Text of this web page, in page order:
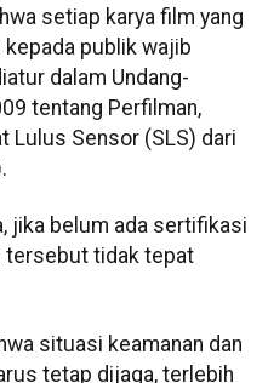
setiap karya film yang
publik wajib
dalam Undang-
tentang Perfilman,
Sensor (SLS) dari
jika belum ada sertifikasi
tersebut tidak tepat
situasi keamanan dan
tetap dijaga, terlebih